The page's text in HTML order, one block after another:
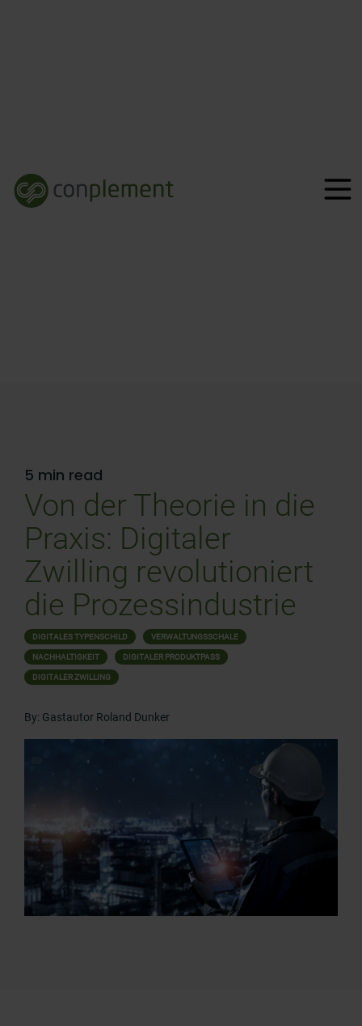
5 min read
Von der Theorie in die
Praxis: Digitaler
Zwilling revolutioniert
die Prozessindustrie
DIGITALES TYPENSCHILD VERWALTUNGSSCHALE
NACHHALTIGKEIT DIGITALER PRODUKTPASS
DIGITALER ZWILLING
By: Gastautor Roland Dunker